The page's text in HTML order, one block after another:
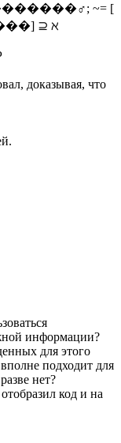
~= [
⊇ ℵ
доказывая, что
информации?
для этого
подходит для
нет?
код и на